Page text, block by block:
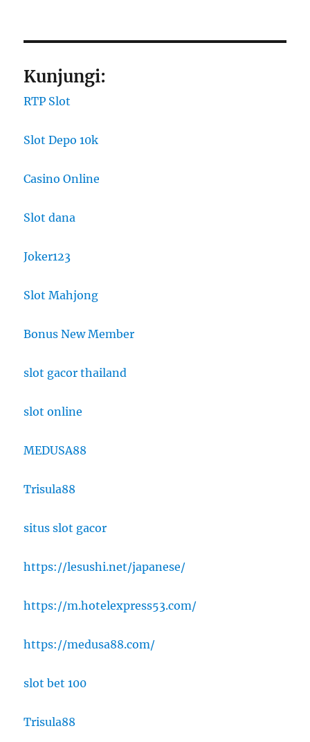
Kunjungi:
RTP Slot
Slot Depo 10k
Casino Online
Slot dana
Joker123
Slot Mahjong
Bonus New Member
slot gacor thailand
slot online
MEDUSA88
Trisula88
situs slot gacor
https://lesushi.net/japanese/
https://m.hotelexpress53.com/
https://medusa88.com/
slot bet 100
Trisula88